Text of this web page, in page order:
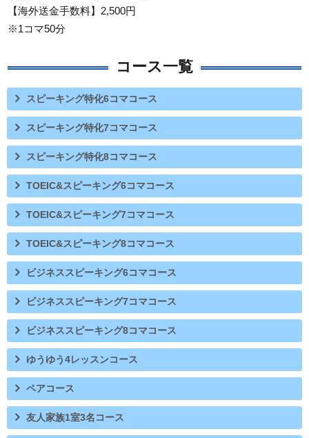
【海外送金手数料】2,500円
※1コマ50分
コース一覧
スピーキング特化6コマコース
スピーキング特化7コマコース
スピーキング特化8コマコース
TOEIC&スピーキング6コマコース
TOEIC&スピーキング7コマコース
TOEIC&スピーキング8コマコース
ビジネススピーキング6コマコース
ビジネススピーキング7コマコース
ビジネススピーキング8コマコース
ゆうゆう4レッスンコース
ペアコース
友人家族1室3名コース